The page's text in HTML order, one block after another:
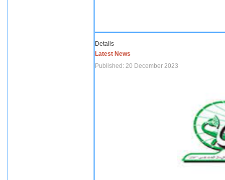
Details
Latest News
Published: 20 December 2023